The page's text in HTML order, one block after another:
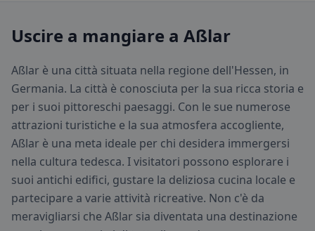
Uscire a mangiare a Aßlar
Aßlar è una città situata nella regione dell'Hessen, in
Germania. La città è conosciuta per la sua ricca storia e
per i suoi pittoreschi paesaggi. Con le sue numerose
attrazioni turistiche e la sua atmosfera accogliente,
Aßlar è una meta ideale per chi desidera immergersi
nella cultura tedesca. I visitatori possono esplorare i
suoi antichi edifici, gustare la deliziosa cucina locale e
partecipare a varie attività ricreative. Non c'è da
meravigliarsi che Aßlar sia diventata una destinazione